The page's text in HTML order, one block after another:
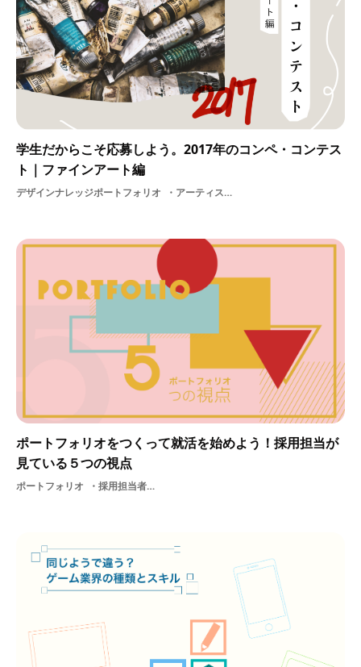
学生だからこそ応募しよう。2017年のコンペ・コンテス
ト｜ファインアート編
デザインナレッジポートフォリオ アーティストアルバイトクリエイター支援作品学生情報収集アートコンペ・コンテスト制作
ポートフォリオをつくって就活を始めよう！採用担当が
見ている５つの視点
ポートフォリオ 採用担当者の視点クリエイター支援内定美大面接美大生デザイン